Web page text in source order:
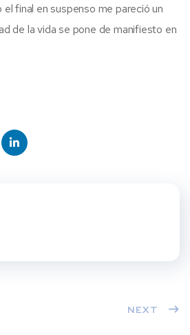
final en suspenso me pareció un
de la vida se pone de manifiesto en
NEXT